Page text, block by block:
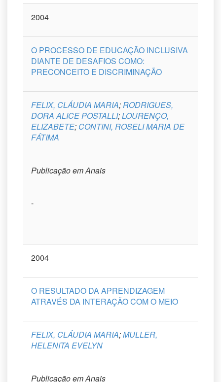
2004
O PROCESSO DE EDUCAÇÃO INCLUSIVA
DIANTE DE DESAFIOS COMO:
PRECONCEITO E DISCRIMINAÇÃO
FELIX, CLÁUDIA MARIA;RODRIGUES,
DORA ALICE POSTALLI;LOURENÇO,
ELIZABETE; CONTINI, ROSELI MARIA DE
FÁTIMA
Publicação em Anais
-
2004
O RESULTADO DA APRENDIZAGEM
ATRAVÉS DA INTERAÇÃO COM O MEIO
FELIX, CLÁUDIA MARIA;MULLER,
HELENITA EVELYN
Publicação em Anais